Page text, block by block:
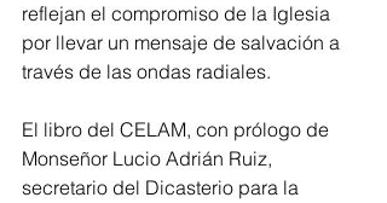
reflejan el compromiso de la Iglesia
por llevar un mensaje de salvación a
través de las ondas radiales.
El libro del CELAM, con prólogo de
Monseñor Lucio Adrián Ruiz,
secretario del Dicasterio para la